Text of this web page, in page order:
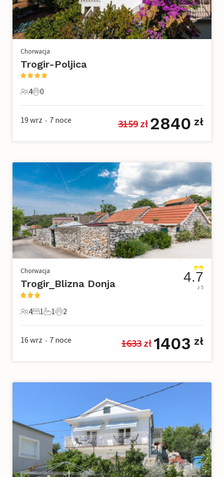
Chorwacja
Trogir-Poljica
4 Goście
4
0 Zwierzęta domowe
0
19 wrz • 7 noce 3159 zł 2840 zł
Chorwacja
Trogir_Blizna Donja
4 Goście
4
1 Sypialnia
1
1 Łazienka
1
2 Zwierzęta domowe
2
4.7
z 5
16 wrz • 7 noce 1633 zł 1403 zł